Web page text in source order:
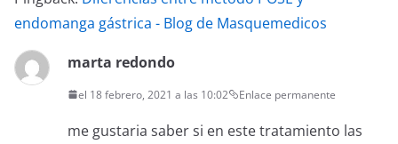
endomanga gástrica - Blog de Masquemedicos
marta redondo
el 18 febrero, 2021 a las 10:02 Enlace permanente
me gustaria saber si en este tratamiento las